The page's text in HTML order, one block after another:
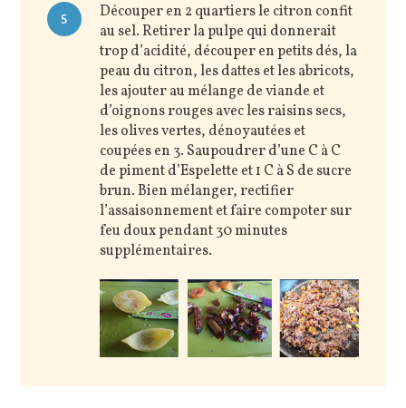
5
Découper en 2 quartiers le citron confit
au sel. Retirer la pulpe qui donnerait
trop d’acidité, découper en petits dés, la
peau du citron, les dattes et les abricots,
les ajouter au mélange de viande et
d’oignons rouges avec les raisins secs,
les olives vertes, dénoyautées et
coupées en 3. Saupoudrer d’une C à C
de piment d’Espelette et 1 C à S de sucre
brun. Bien mélanger, rectifier
l’assaisonnement et faire compoter sur
feu doux pendant 30 minutes
supplémentaires.